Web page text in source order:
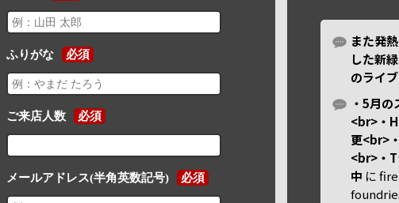
ふりがな 必須
ご来店人数 必須
メールアドレス(半角英数記号) 必須
また発
した新
のライブ
・5月
<br>・
更<br>
<br>・
中 に